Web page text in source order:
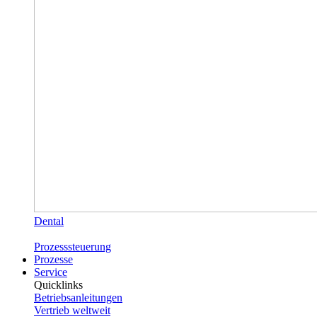
Dental
Prozesssteuerung
Prozesse
Service
Quicklinks
Betriebsanleitungen
Vertrieb weltweit